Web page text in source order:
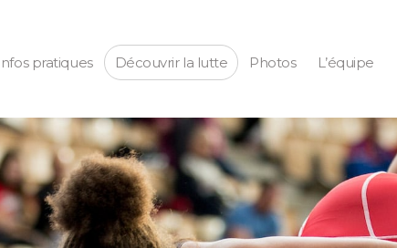
pratiques Découvrir la lutte Photos L’équipe